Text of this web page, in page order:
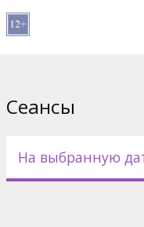
и завораживающе-
воспроизводит
«Жизнь Пи» — роман,
получил Букеровскую
Фильм на английском
русском языках.
Сеансы
На выбранную